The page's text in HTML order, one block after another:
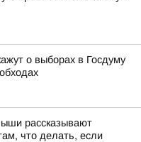
о выборах в Госдуму
рассказывают
что делать, если